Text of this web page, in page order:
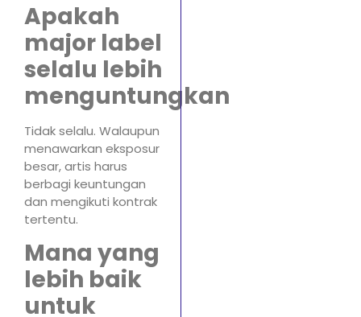
Apakah
major label
selalu lebih
menguntungkan
Tidak selalu. Walaupun
menawarkan eksposur
besar, artis harus
berbagi keuntungan
dan mengikuti kontrak
tertentu.
Mana yang
lebih baik
untuk